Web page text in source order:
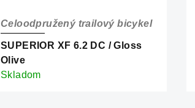
SUPERIOR XF 6.2 DC / Gloss
Olive
Celoodpružený trailový bicykel
Skladom